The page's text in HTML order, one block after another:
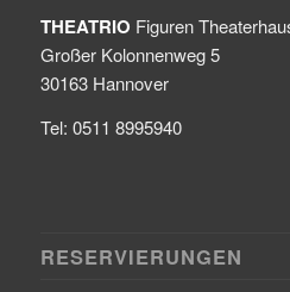
THEATRIO Figuren
Großer Kolonnenweg 5
30163 Hannover
Tel: 0511 8995940
RESERVIERUNGEN